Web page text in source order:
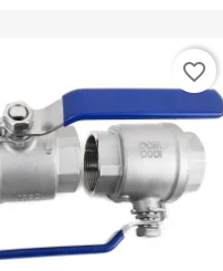
favorite_border